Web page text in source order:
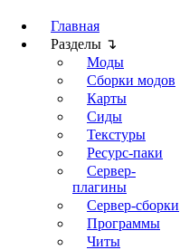
Главная
Разделы ↴
Моды
Сборки модов
Карты
Сиды
Текстуры
Ресурс-паки
Сервер-
плагины
Сервер-сборки
Программы
Читы